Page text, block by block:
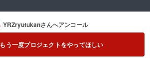
YRZryutukanさんへアンコール
もう一度プロジェクトをやってほしい